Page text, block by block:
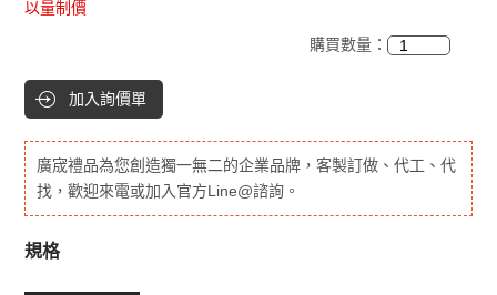
以量制價
購買數量：
加入詢價單
廣宬禮品為您創造獨一無二的企業品牌，客製訂做、代工、代
找，歡迎來電或加入官方Line@諮詢。
規格